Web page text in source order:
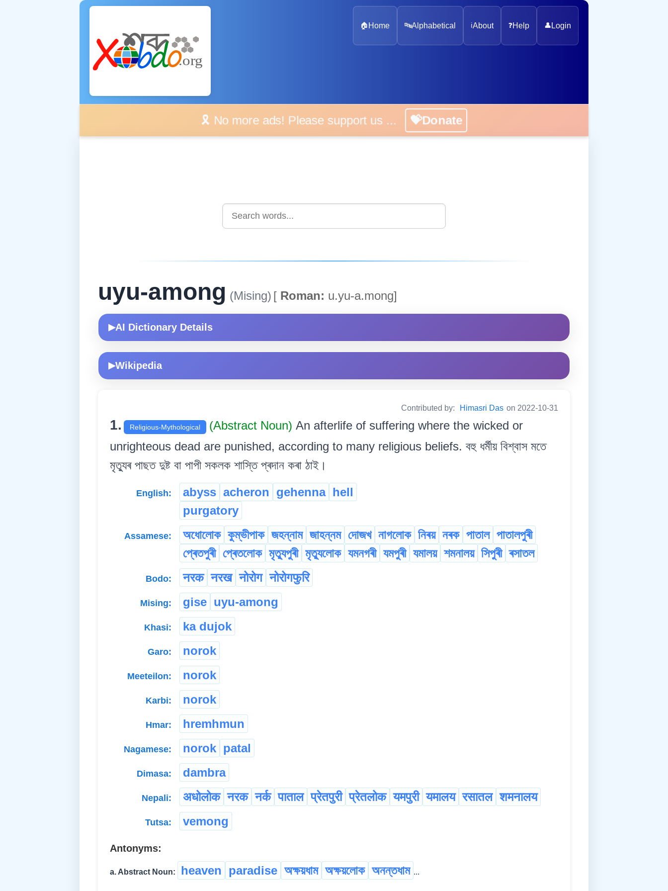
🏠 Home 🔤Alphabetical ℹ️About ❓Help 👤 Login
🎗️ No more ads! Please support us ... 💝Donate
uyu-among (Mising) [ Roman: u.yu-a.mong]
▶AI Dictionary Details
▶Wikipedia
Contributed by: Himasri Das on 2022-10-31
1. Religious-Mythological (Abstract Noun) An afterlife of suffering where the wicked or
unrighteous dead are punished, according to many religious beliefs. বহু ধৰ্মীয় বিশ্বাস মতে
মৃত্যুৰ পাছত দুষ্ট বা পাপী সকলক শাস্তি প্ৰদান কৰা ঠাই।
English: abyss acheron gehenna hell
purgatory
Assamese: অধোলোক কুম্ভীপাক জহন্নাম জাহন্নম দোজখ নাগলোক নিৰয় নৰক পাতাল পাতালপুৰী
প্ৰেতপুৰী প্ৰেতলোক মৃত্যুপুৰী মৃত্যুলোক যমনগৰী যমপুৰী যমালয় শমনালয় সিপুৰী ৰসাতল
Bodo: नरक नरख नोरोग नोरोगफुरि
Mising: gise uyu-among
Khasi: ka dujok
Garo: norok
Meeteilon: norok
Karbi: norok
Hmar: hremhmun
Nagamese: norok patal
Dimasa: dambra
Nepali: अधोलोक नरक नर्क पाताल प्रेतपुरी प्रेतलोक यमपुरी यमालय रसातल शमनालय
Tutsa: vemong
Antonyms:
a. Abstract Noun: heaven paradise অক্ষয়ধাম অক্ষয়লোক অনন্তধাম ...